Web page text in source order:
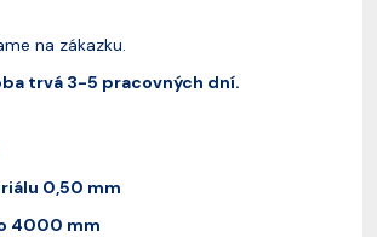
na zákazku.
trvá 3-5 pracovných dní.
0,50 mm
4000 mm